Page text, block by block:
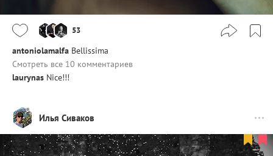
53
antoniolamalfa Bellissima
Смотреть все 10 комментариев
laurynas Nice!!!
Илья Сиваков